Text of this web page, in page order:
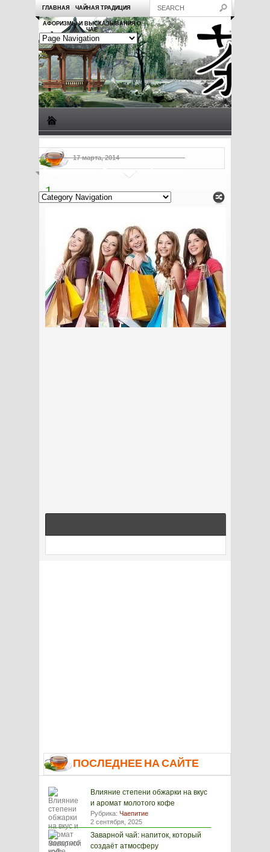
ГЛАВНАЯ ЧАЙНАЯ ТРАДИЦИЯ
АФОРИЗМЫ И ВЫСКАЗЫВАНИЯ О
ЧАЕ
Рецепты с чаем Полезные свойства чая
17 марта, 2014
1
ПОСЛЕДНЕЕ НА САЙТЕ
Влияние степени обжарки на вкус
и аромат молотого кофе
Рубрика: Чаепитие
2 сентября, 2025
Заварной чай: напиток, который
создаёт атмосферу